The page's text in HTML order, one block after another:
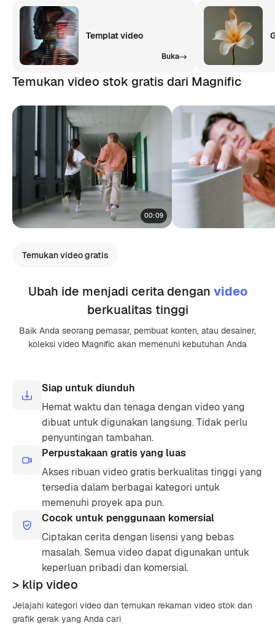
Templat video
Buka
Temukan video stok gratis dari Magnific
00:09
Temukan video gratis
Ubah ide menjadi cerita dengan video
berkualitas tinggi
Baik Anda seorang pemasar, pembuat konten, atau desainer,
koleksi video Magnific akan memenuhi kebutuhan Anda
Siap untuk diunduh
Hemat waktu dan tenaga dengan video yang
dibuat untuk digunakan langsung. Tidak perlu
penyuntingan tambahan.
Perpustakaan gratis yang luas
Akses ribuan video gratis berkualitas tinggi yang
tersedia dalam berbagai kategori untuk
memenuhi proyek apa pun.
Cocok untuk penggunaan komersial
Ciptakan cerita dengan lisensi yang bebas
masalah. Semua video dapat digunakan untuk
keperluan pribadi dan komersial.
> klip video
Jelajahi kategori video dan temukan rekaman video stok dan
grafik gerak yang Anda cari